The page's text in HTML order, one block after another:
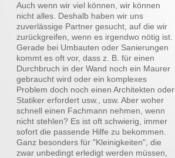
Auch wenn wir viel können, wir können
nicht alles. Deshalb haben wir uns
zuverlässige Partner gesucht, auf die wir
zurückgreifen, wenn es irgendwo nötig ist.
Gerade bei Umbauten oder Sanierungen
kommt es oft vor, dass z. B. für einen
Durchbruch in der Wand noch ein Maurer
gebraucht wird oder ein komplexes
Problem doch noch einen Architekten oder
Statiker erfordert usw., usw. Aber woher
schnell einen Fachmann nehmen, wenn
nicht stehlen? Es ist oft schwierig, immer
sofort die passende Hilfe zu bekommen.
Ganz besonders für "Kleinigkeiten", die
zwar unbedingt erledigt werden müssen,